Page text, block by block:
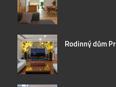
Rodinný dům